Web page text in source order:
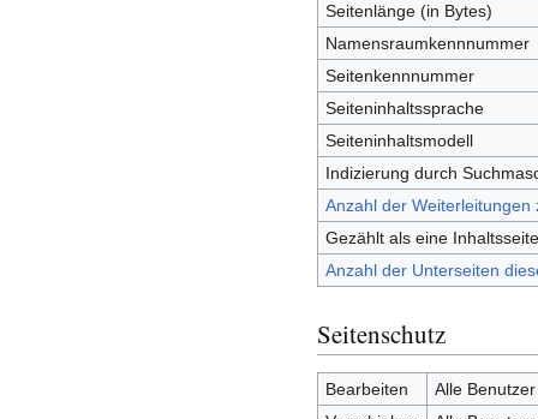
Seitenlänge (in Bytes)
Namensraumkennnummer
Seitenkennnummer
Seiteninhaltssprache
Seiteninhaltsmodell
Indizierung durch
Anzahl der Weiterleitungen
Gezählt als eine Inhaltsseite
Anzahl der Unterseiten
Seitenschutz
Bearbeiten
Alle